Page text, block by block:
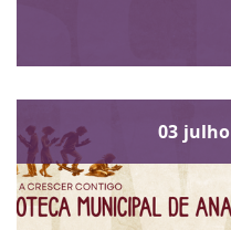
03 julho